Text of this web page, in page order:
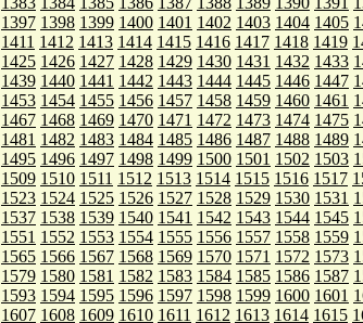
1397 1398 1399 1400 1401 1402 1403 1404 1405
1411 1412 1413 1414 1415 1416 1417 1418 1419
1425 1426 1427 1428 1429 1430 1431 1432 1433
1439 1440 1441 1442 1443 1444 1445 1446 1447
1453 1454 1455 1456 1457 1458 1459 1460 1461
1467 1468 1469 1470 1471 1472 1473 1474 1475
1481 1482 1483 1484 1485 1486 1487 1488 1489
1495 1496 1497 1498 1499 1500 1501 1502 1503
1509 1510 1511 1512 1513 1514 1515 1516 1517
1523 1524 1525 1526 1527 1528 1529 1530 1531
1537 1538 1539 1540 1541 1542 1543 1544 1545
1551 1552 1553 1554 1555 1556 1557 1558 1559
1565 1566 1567 1568 1569 1570 1571 1572 1573
1579 1580 1581 1582 1583 1584 1585 1586 1587
1593 1594 1595 1596 1597 1598 1599 1600 1601
1607 1608 1609 1610 1611 1612 1613 1614 1615